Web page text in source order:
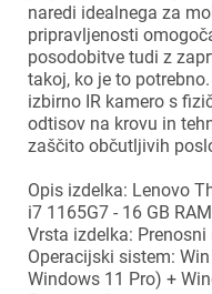
naredi idealnega za
pripravljenosti
posodobitve tudi z
takoj, ko je to
izbirno IR kamero s
odtisov na krovu in
zaščito občutljivih
Opis izdelka: Lenovo
i7 1165G7 - 16 GB
Vrsta izdelka:
Operacijski sistem:
Windows 11 Pro) +